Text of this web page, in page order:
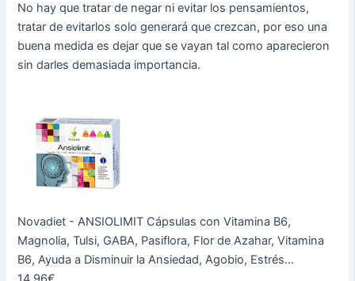
No hay que tratar de negar ni evitar los pensamientos,
tratar de evitarlos solo generará que crezcan, por eso una
buena medida es dejar que se vayan tal como aparecieron
sin darles demasiada importancia.
Novadiet - ANSIOLIMIT Cápsulas con Vitamina B6,
Magnolia, Tulsi, GABA, Pasiflora, Flor de Azahar, Vitamina
B6, Ayuda a Disminuir la Ansiedad, Agobio, Estrés...